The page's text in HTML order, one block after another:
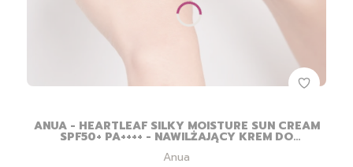
ANUA - HEARTLEAF SILKY MOISTURE SUN CREAM
SPF50+ PA++++ - NAWILŻAJĄCY KREM DO
TWARZY Z FILTREM - 50ML
Producent
Anua